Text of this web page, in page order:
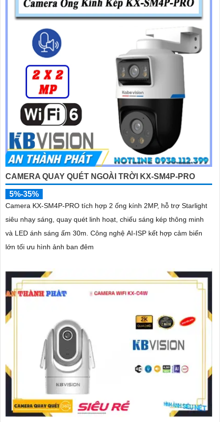
CAMERA QUAY QUÉT NGOÀI TRỜI KX-SM4P-PRO
5%-35%
Camera KX-SM4P-PRO tích hợp 2 ống kính 2MP, hỗ trợ Starlight
siêu nhạy sáng, quay quét linh hoạt, chiếu sáng kép thông minh
và LED ánh sáng ấm 30m. Công nghệ AI-ISP kết hợp cảm biến
lớn tối ưu hình ảnh ban đêm